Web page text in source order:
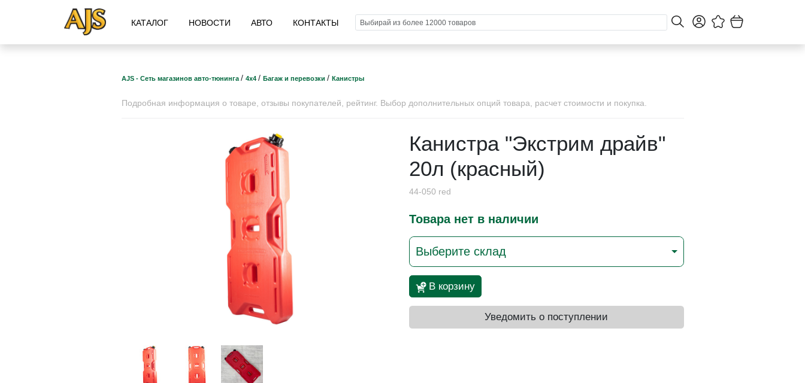
КАТАЛОГ НОВОСТИ АВТО КОНТАКТЫ
AJS - Сеть магазинов авто-тюнинга / 4х4 / Багаж и перевозки / Канистры
Подробная информация о товаре, отзывы покупателей, рейтинг. Выбор дополнительных опций товара, расчет стоимости и покупка.
Канистра "Экстрим драйв"
20л (красный)
44-050 red
Товара нет в наличии
Выберите склад
В корзину
Уведомить о поступлении